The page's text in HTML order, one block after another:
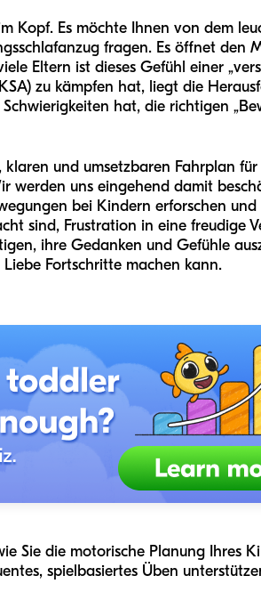
Kopf. Es möchte Ihnen von dem
fragen. Es öffnet den
Eltern ist dieses Gefühl einer
zu kämpfen hat, liegt die
hat, die richtigen
und umsetzbaren Fahrplan
werden uns eingehend damit
bei Kindern erforschen
sind, Frustration in eine freudige
ihre Gedanken und Gefühle
Fortschritte machen kann.
Sie die motorische Planung Ihres
spielbasiertes Üben